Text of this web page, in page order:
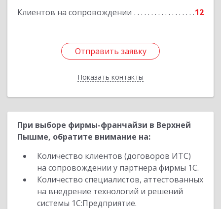
Клиентов на сопровождении 12
Отправить заявку
Показать контакты
Отправить заявку
Назад
При выборе фирмы-франчайзи в Верхней
Пышме, обратите внимание на:
Количество клиентов (договоров ИТС)
на сопровождении у партнера фирмы 1С.
Количество специалистов, аттестованных
на внедрение технологий и решений
системы 1С:Предприятие.